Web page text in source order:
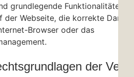
grundlegende Funktionalitäten,
der Webseite, die korrekte
Browser oder das
der